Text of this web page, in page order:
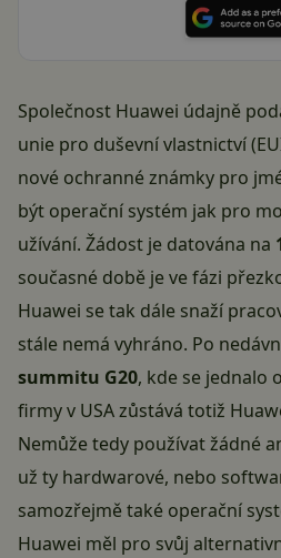
Společnost Huawei údajně
unie pro duševní vlastnictví
nové ochranné známky pro
být operační systém jak pro
užívání. Žádost je datována na
současné době je ve fázi
Huawei se tak dále snaží
stále nemá vyhráno. Po
summitu G20, kde se jednalo
firmy v USA zůstává totiž
Nemůže tedy používat žádné
už ty hardwarové, nebo
samozřejmě také operační
Huawei měl pro svůj